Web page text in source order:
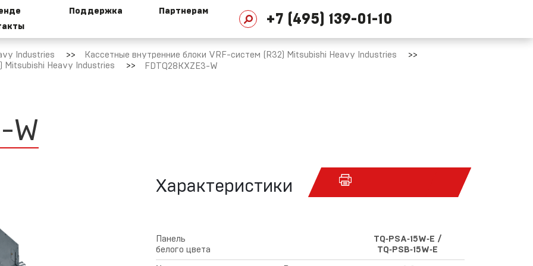
Поддержка
Техническая
библиотека
предоставления
Партнерам
+7 (495) 139-01-10
Industries
Кассетные внутренние блоки VRF-систем (R32) Mitsubishi Heavy Industries
Mitsubishi Heavy Industries
FDTQ28KXZE3-W
-W
Характеристики
Панель
белого цвета
TQ‑PSA‑15W‑E /
TQ‑PSB‑15W‑E